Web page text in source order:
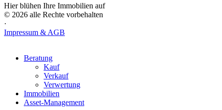
Hier blühen Ihre Immobilien auf
© 2026 alle Rechte vorbehalten
·
Impressum & AGB
Bera­tung
Kauf
Verkauf
Verwer­tung
Immo­bi­lien
Asset-​​Management